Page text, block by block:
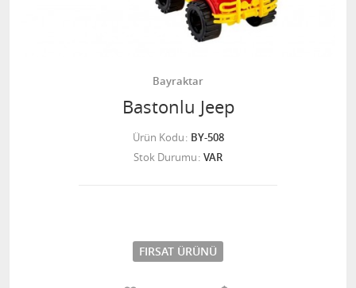
Bayraktar
Bastonlu Jeep
Ürün Kodu BY-508
Stok Durumu VAR
FIRSAT ÜRÜNÜ